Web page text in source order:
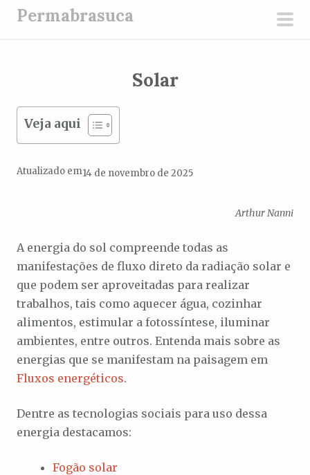
Permabrasuca
Solar
Veja aqui
Atualizado em14 de novembro de 2025
Arthur Nanni
A energia do sol compreende todas as
manifestações de fluxo direto da radiação solar e
que podem ser aproveitadas para realizar
trabalhos, tais como aquecer água, cozinhar
alimentos, estimular a fotossíntese, iluminar
ambientes, entre outros. Entenda mais sobre as
energias que se manifestam na paisagem em
Fluxos energéticos.
Dentre as tecnologias sociais para uso dessa
energia destacamos:
Fogão solar